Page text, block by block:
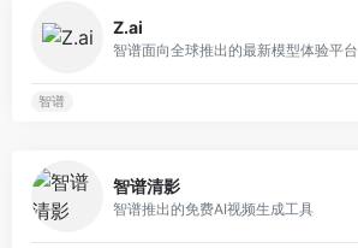
Z.ai
智谱面向全球推出的最新模型体验平台
智谱
智谱清影
智谱推出的免费AI视频生成工具